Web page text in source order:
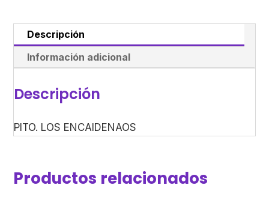
Descripción
Información adicional
Descripción
PITO. LOS ENCAIDENAOS
Productos relacionados